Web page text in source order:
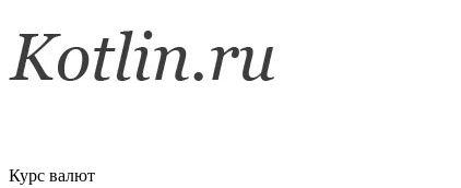
Курс валют